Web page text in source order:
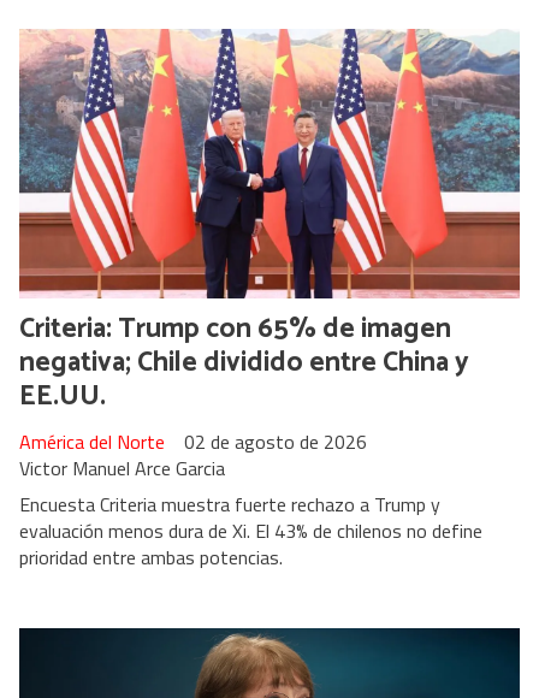
Criteria: Trump con 65% de imagen
negativa; Chile dividido entre China y
EE.UU.
Victor Manuel Arce Garcia
América del Norte 02 de agosto de 2026
Encuesta Criteria muestra fuerte rechazo a Trump y
evaluación menos dura de Xi. El 43% de chilenos no define
prioridad entre ambas potencias.